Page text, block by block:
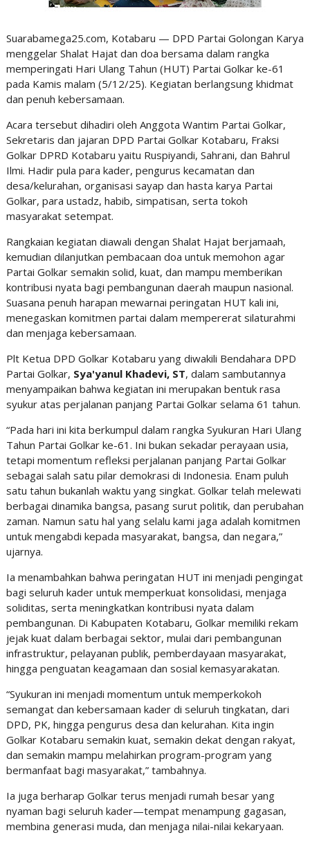
Suarabamega25.com, Kotabaru — DPD Partai Golongan Karya
menggelar Shalat Hajat dan doa bersama dalam rangka
memperingati Hari Ulang Tahun (HUT) Partai Golkar ke-61
pada Kamis malam (5/12/25). Kegiatan berlangsung khidmat
dan penuh kebersamaan.
Acara tersebut dihadiri oleh Anggota Wantim Partai Golkar,
Sekretaris dan jajaran DPD Partai Golkar Kotabaru, Fraksi
Golkar DPRD Kotabaru yaitu Ruspiyandi, Sahrani, dan Bahrul
Ilmi. Hadir pula para kader, pengurus kecamatan dan
desa/kelurahan, organisasi sayap dan hasta karya Partai
Golkar, para ustadz, habib, simpatisan, serta tokoh
masyarakat setempat.
Rangkaian kegiatan diawali dengan Shalat Hajat berjamaah,
kemudian dilanjutkan pembacaan doa untuk memohon agar
Partai Golkar semakin solid, kuat, dan mampu memberikan
kontribusi nyata bagi pembangunan daerah maupun nasional.
Suasana penuh harapan mewarnai peringatan HUT kali ini,
menegaskan komitmen partai dalam mempererat silaturahmi
dan menjaga kebersamaan.
Plt Ketua DPD Golkar Kotabaru yang diwakili Bendahara DPD
Partai Golkar, Sya'yanul Khadevi, ST, dalam sambutannya
menyampaikan bahwa kegiatan ini merupakan bentuk rasa
syukur atas perjalanan panjang Partai Golkar selama 61 tahun.
“Pada hari ini kita berkumpul dalam rangka Syukuran Hari Ulang
Tahun Partai Golkar ke-61. Ini bukan sekadar perayaan usia,
tetapi momentum refleksi perjalanan panjang Partai Golkar
sebagai salah satu pilar demokrasi di Indonesia. Enam puluh
satu tahun bukanlah waktu yang singkat. Golkar telah melewati
berbagai dinamika bangsa, pasang surut politik, dan perubahan
zaman. Namun satu hal yang selalu kami jaga adalah komitmen
untuk mengabdi kepada masyarakat, bangsa, dan negara,”
ujarnya.
Ia menambahkan bahwa peringatan HUT ini menjadi pengingat
bagi seluruh kader untuk memperkuat konsolidasi, menjaga
soliditas, serta meningkatkan kontribusi nyata dalam
pembangunan. Di Kabupaten Kotabaru, Golkar memiliki rekam
jejak kuat dalam berbagai sektor, mulai dari pembangunan
infrastruktur, pelayanan publik, pemberdayaan masyarakat,
hingga penguatan keagamaan dan sosial kemasyarakatan.
“Syukuran ini menjadi momentum untuk memperkokoh
semangat dan kebersamaan kader di seluruh tingkatan, dari
DPD, PK, hingga pengurus desa dan kelurahan. Kita ingin
Golkar Kotabaru semakin kuat, semakin dekat dengan rakyat,
dan semakin mampu melahirkan program-program yang
bermanfaat bagi masyarakat,” tambahnya.
Ia juga berharap Golkar terus menjadi rumah besar yang
nyaman bagi seluruh kader—tempat menampung gagasan,
membina generasi muda, dan menjaga nilai-nilai kekaryaan.